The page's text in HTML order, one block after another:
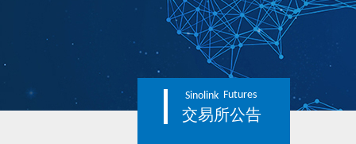
Sinolink Futures
交易所公告